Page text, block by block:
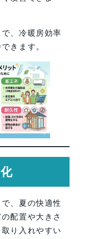
、冷暖房効率
きます。
、夏の快適性
配置や大きさ
り入れやすい